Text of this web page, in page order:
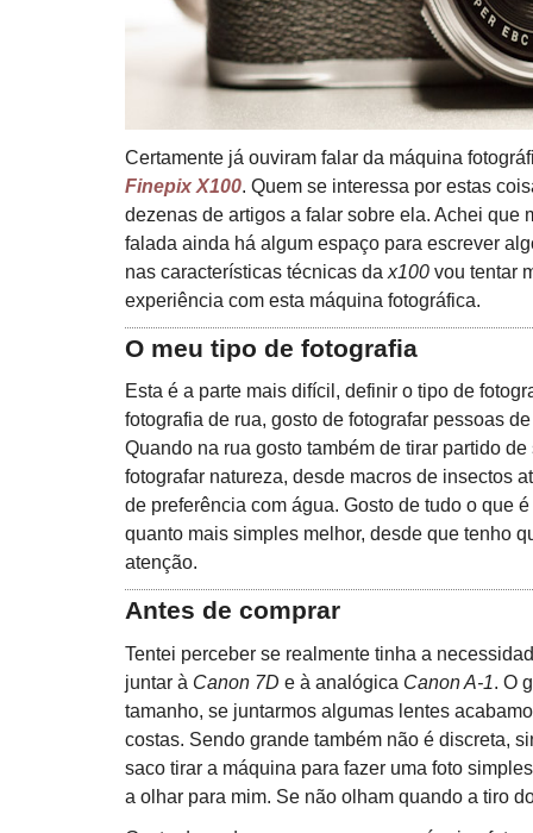
Certamente já ouviram falar da máquina
Finepix X100. Quem se interessa por estas
dezenas de artigos a falar sobre ela. Achei que
falada ainda há algum espaço para escrever
nas características técnicas da x100vou tentar
experiência com esta máquina fotográfica.
O meu tipo de fotografia
Esta é a parte mais difícil, definir o tipo de
fotografia de rua, gosto de fotografar pessoas
Quando na rua gosto também de tirar partido
fotografar natureza, desde macros de insectos
de preferência com água. Gosto de tudo o que
quanto mais simples melhor, desde que tenho
atenção.
Antes de comprar
Tentei perceber se realmente tinha a
juntar à Canon 7D e à analógica Canon A-1. O
tamanho, se juntarmos algumas lentes
costas. Sendo grande também não é discreta,
saco tirar a máquina para fazer uma foto
a olhar para mim. Se não olham quando a tiro